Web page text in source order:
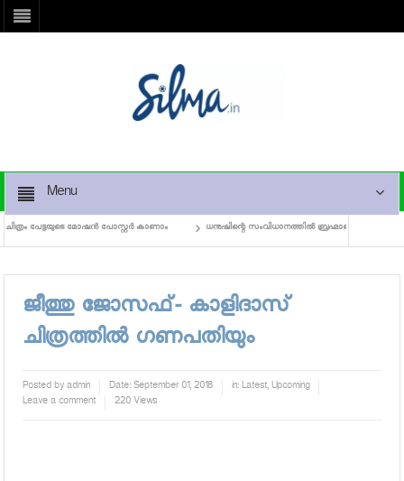
Menu
പേട്ടയുടെ മോഷൻ പോസ്റ്റർ കാണാം ധനുഷിന്റെ സംവിധാനത്തില്‍ ബ്രഹ്മാണ്ഡ മള്‍ട്ടിസ്റ്റാര്‍
ജീത്തു ജോസഫ്- കാളിദാസ്
ചിത്രത്തില്‍ ഗണപതിയും
Posted byadmin Date:September 01, 2018 in:Latest,Upcoming
Leave a comment
220 Views